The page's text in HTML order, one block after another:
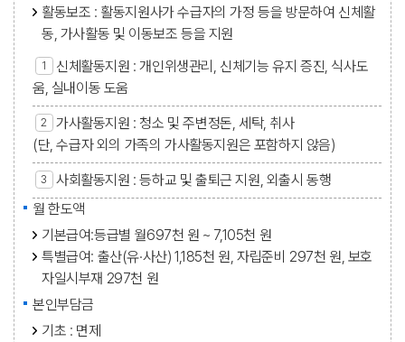
활동보조 : 활동지원사가 수급자의 가정 등을 방문하여 신체활
동, 가사활동 및 이동보조 등을 지원
신체활동지원 : 개인위생관리, 신체기능 유지 증진, 식사도
움, 실내이동 도움
가사활동지원 : 청소 및 주변정돈, 세탁, 취사
(단, 수급자 외의 가족의 가사활동지원은 포함하지 않음)
사회활동지원 : 등하교 및 출퇴근 지원, 외출시 동행
월 한도액
기본급여:등급별 월697천 원 ~ 7,105천 원
특별급여: 출산(유·사산) 1,185천 원, 자립준비 297천 원, 보호
자일시부재 297천 원
본인부담금
기초 : 면제